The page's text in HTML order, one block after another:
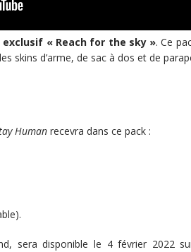
exclusif « Reach for the sky ». Ce
skins d’arme, de sac à dos et de
Human recevra dans ce pack :
sera disponible le 4 février 2022